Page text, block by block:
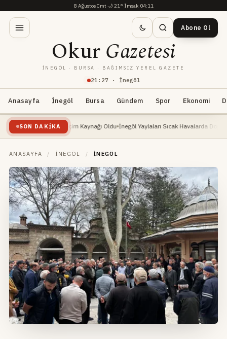
8 Ağustos Cmt·🌙21°·İmsak 04:11
21 : 27· İnegöl
OkurGazetesi
İNEGÖL · BURSA · BAĞIMSIZ YEREL GAZETE
Abone Ol
Anasayfa İnegöl Bursa Gündem Spor Ekonomi
SON DAKIKA
Yeni Geçim Kaynağı Oldu İnegöl Yaylaları Sıcak Havalarda Doğa Severlerin
ANASAYFA / İNEGÖL / İNEGÖL